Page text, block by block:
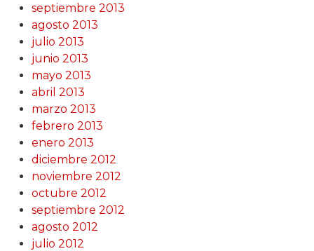
septiembre 2013
agosto 2013
julio 2013
junio 2013
mayo 2013
abril 2013
marzo 2013
febrero 2013
enero 2013
diciembre 2012
noviembre 2012
octubre 2012
septiembre 2012
agosto 2012
julio 2012